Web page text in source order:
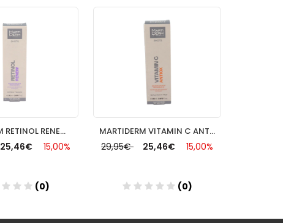
MARTIDERM RETINOL RENEW 1 ENVASE 20 ML
25,46€ 15,00%
(0)
MARTIDERM VITAMIN C ANTIOX 1 ENVASE 20 ML
29,95€ 25,46€ 15,00%
(0)